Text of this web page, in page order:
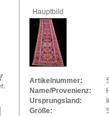
Hauptbild
Artikelnummer:
Name/Provenienz:
Ursprungsland:
Größe: